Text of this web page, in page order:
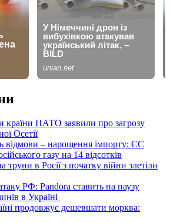
країни НАТО заявили про загрозу
Осетії
відмови – нарощення імпорту: ЄС
газу на 14 відсотків
труни в Росії з початку війни злетіли
РФ: Pandora ставить на паузу
в Україні
продовжує дешевшати морква: